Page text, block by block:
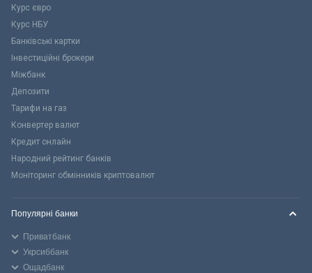
Курс євро
Курс НБУ
Банківські картки
Інвестиційні брокери
Міжбанк
Депозити
Тарифи на газ
Конвертер валют
Кредит онлайн
Народний рейтинг банків
Моніторинг обмінників криптовалют
Популярні банки
Приватбанк
Укрсиббанк
Ощадбанк